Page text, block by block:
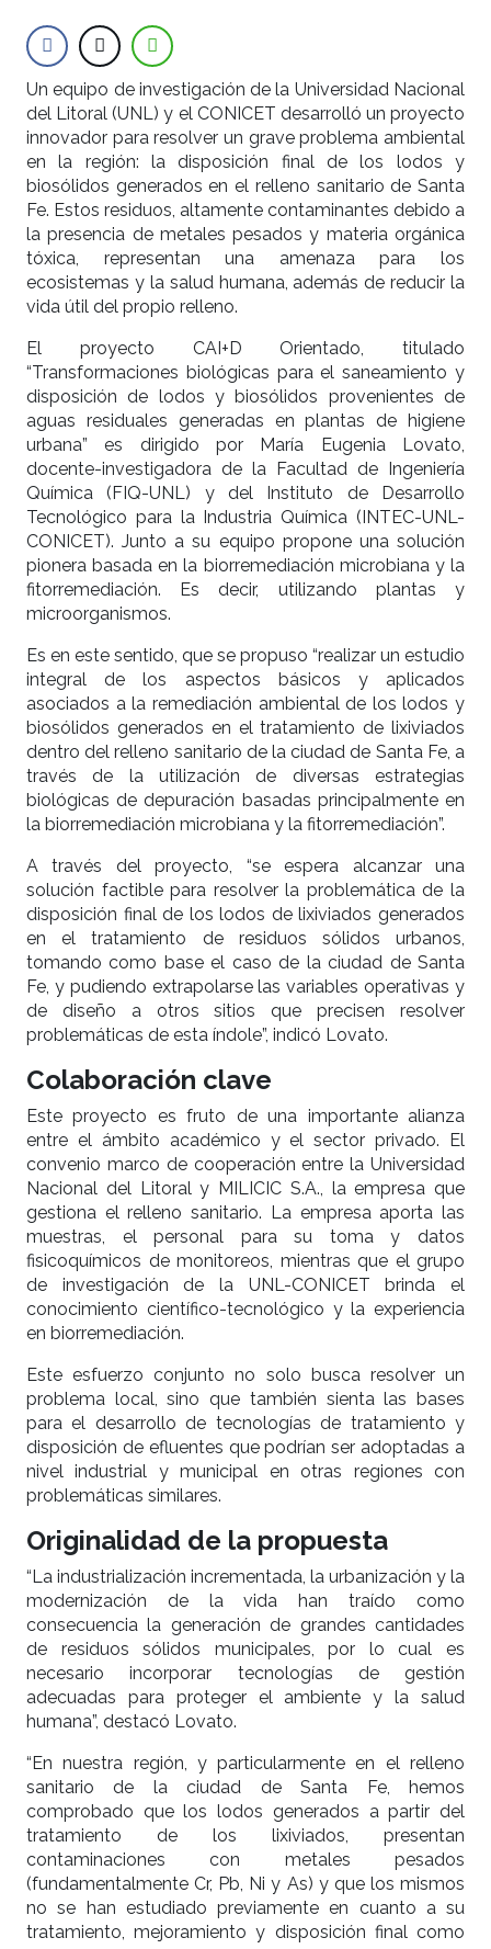
Un equipo de investigación de la Universidad Nacional
del Litoral (UNL) y el CONICET desarrolló un proyecto
innovador para resolver un grave problema ambiental
en la región: la disposición final de los lodos y
biosólidos generados en el relleno sanitario de Santa
Fe. Estos residuos, altamente contaminantes debido a
la presencia de metales pesados y materia orgánica
tóxica, representan una amenaza para los
ecosistemas y la salud humana, además de reducir la
vida útil del propio relleno.
El proyecto CAI+D Orientado, titulado
“Transformaciones biológicas para el saneamiento y
disposición de lodos y biosólidos provenientes de
aguas residuales generadas en plantas de higiene
urbana” es dirigido por María Eugenia Lovato,
docente-investigadora de la Facultad de Ingeniería
Química (FIQ-UNL) y del Instituto de Desarrollo
Tecnológico para la Industria Química (INTEC-UNL-
CONICET). Junto a su equipo propone una solución
pionera basada en la biorremediación microbiana y la
fitorremediación. Es decir, utilizando plantas y
microorganismos.
Es en este sentido, que se propuso “realizar un estudio
integral de los aspectos básicos y aplicados
asociados a la remediación ambiental de los lodos y
biosólidos generados en el tratamiento de lixiviados
dentro del relleno sanitario de la ciudad de Santa Fe, a
través de la utilización de diversas estrategias
biológicas de depuración basadas principalmente en
la biorremediación microbiana y la fitorremediación”.
A través del proyecto, “se espera alcanzar una
solución factible para resolver la problemática de la
disposición final de los lodos de lixiviados generados
en el tratamiento de residuos sólidos urbanos,
tomando como base el caso de la ciudad de Santa
Fe, y pudiendo extrapolarse las variables operativas y
de diseño a otros sitios que precisen resolver
problemáticas de esta índole”, indicó Lovato.
Colaboración clave
Este proyecto es fruto de una importante alianza
entre el ámbito académico y el sector privado. El
convenio marco de cooperación entre la Universidad
Nacional del Litoral y MILICIC S.A., la empresa que
gestiona el relleno sanitario. La empresa aporta las
muestras, el personal para su toma y datos
fisicoquímicos de monitoreos, mientras que el grupo
de investigación de la UNL-CONICET brinda el
conocimiento científico-tecnológico y la experiencia
en biorremediación.
Este esfuerzo conjunto no solo busca resolver un
problema local, sino que también sienta las bases
para el desarrollo de tecnologías de tratamiento y
disposición de efluentes que podrían ser adoptadas a
nivel industrial y municipal en otras regiones con
problemáticas similares.
Originalidad de la propuesta
“La industrialización incrementada, la urbanización y la
modernización de la vida han traído como
consecuencia la generación de grandes cantidades
de residuos sólidos municipales, por lo cual es
necesario incorporar tecnologías de gestión
adecuadas para proteger el ambiente y la salud
humana”, destacó Lovato.
“En nuestra región, y particularmente en el relleno
sanitario de la ciudad de Santa Fe, hemos
comprobado que los lodos generados a partir del
tratamiento de los lixiviados, presentan
contaminaciones con metales pesados
(fundamentalmente Cr, Pb, Ni y As) y que los mismos
no se han estudiado previamente en cuanto a su
tratamiento, mejoramiento y disposición final como